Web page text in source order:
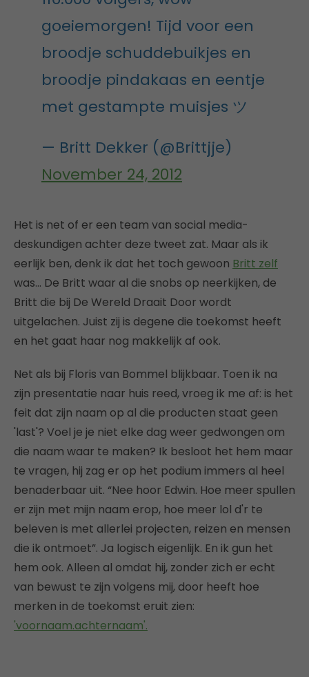
goeiemorgen! Tijd voor een
broodje schuddebuikjes en
broodje pindakaas en eentje
met gestampte muisjes ツ
— Britt Dekker (@Brittjje)
November 24, 2012
Het is net of er een team van social media-
deskundigen achter deze tweet zat. Maar als ik
eerlijk ben, denk ik dat het toch gewoon Britt zelf
was… De Britt waar al die snobs op neerkijken, de
Britt die bij De Wereld Draait Door wordt
uitgelachen. Juist zij is degene die toekomst heeft
en het gaat haar nog makkelijk af ook.
Net als bij Floris van Bommel blijkbaar. Toen ik na
zijn presentatie naar huis reed, vroeg ik me af: is het
feit dat zijn naam op al die producten staat geen
'last'? Voel je je niet elke dag weer gedwongen om
die naam waar te maken? Ik besloot het hem maar
te vragen, hij zag er op het podium immers al heel
benaderbaar uit. “Nee hoor Edwin. Hoe meer spullen
er zijn met mijn naam erop, hoe meer lol d'r te
beleven is met allerlei projecten, reizen en mensen
die ik ontmoet”. Ja logisch eigenlijk. En ik gun het
hem ook. Alleen al omdat hij, zonder zich er echt
van bewust te zijn volgens mij, door heeft hoe
merken in de toekomst eruit zien:
'voornaam.achternaam'.